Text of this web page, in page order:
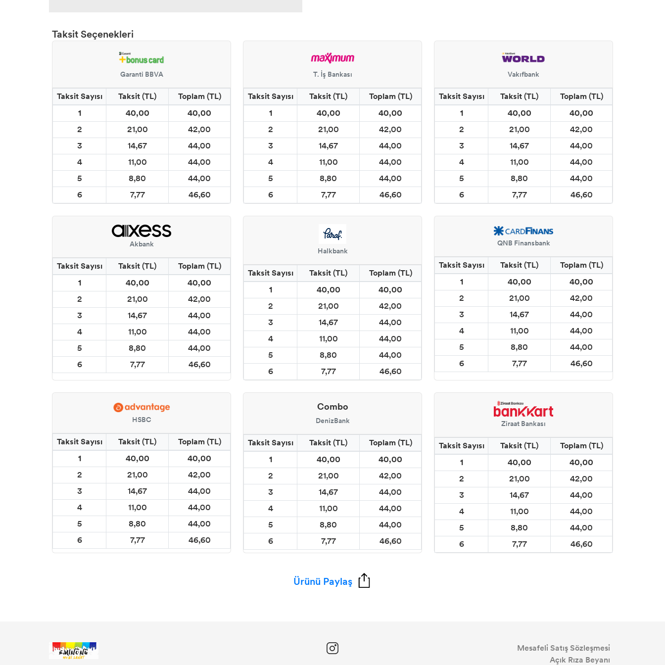
Taksit Seçenekleri
Garanti BBVA
Taksit Sayısı Taksit (TL)
Toplam (TL)
1
40,00
40,00
2
21,00
42,00
3
14,67
44,00
4
11,00
44,00
5
8,80
44,00
6
7,77 46,60
T. İş Bankası
Taksit Sayısı Taksit (TL)
Toplam (TL)
1
40,00
40,00
2
21,00
42,00
3
14,67
44,00
4
11,00
44,00
5
8,80
44,00
6
7,77 46,60
Vakıfbank
Taksit Sayısı Taksit (TL)
Toplam (TL)
1
40,00
40,00
2
21,00
42,00
3
14,67
44,00
4
11,00
44,00
5
8,80
44,00
6
7,77 46,60
Akbank
Taksit Sayısı Taksit (TL)
Toplam (TL)
1
40,00
40,00
2
21,00
42,00
3
14,67
44,00
4
11,00
44,00
5
8,80
44,00
6
7,77 46,60
Halkbank
Taksit Sayısı Taksit (TL)
Toplam (TL)
1
40,00
40,00
2
21,00
42,00
3
14,67
44,00
4
11,00
44,00
5
8,80
44,00
6
7,77 46,60
QNB Finansbank
Taksit Sayısı Taksit (TL)
Toplam (TL)
1
40,00
40,00
2
21,00
42,00
3
14,67
44,00
4
11,00
44,00
5
8,80
44,00
6
7,77 46,60
HSBC
Taksit Sayısı Taksit (TL)
Toplam (TL)
1
40,00
40,00
2
21,00
42,00
3
14,67
44,00
4
11,00
44,00
5
8,80
44,00
6
7,77 46,60
Combo
DenizBank
Taksit Sayısı Taksit (TL)
Toplam (TL)
1
40,00
40,00
2
21,00
42,00
3
14,67
44,00
4
11,00
44,00
5
8,80
44,00
6
7,77 46,60
Ziraat Bankası
Taksit Sayısı Taksit (TL)
Toplam (TL)
1
40,00
40,00
2
21,00
42,00
3
14,67
44,00
4
11,00
44,00
5
8,80
44,00
6
7,77 46,60
Ürünü Paylaş
Mesafeli Satış Sözleşmesi
Açık Rıza Beyanı
CADENCE REFLECTIQUE EFFECT BOYA
CADENCE STYLE MAT AKRİLİK BOYA
CADENCE PARMAK YALDIZLAR
CADENCE DORA METALİK BOYALAR
CADENCE ONE COAT FINISH DUVAR BOYASI
COSMOS DOĞAL MAT SERAMİK EFEKT BOYA
CADENCE SPREY KUMAŞ BOYALARI (YOUR
CADENCE METALİK BOYALAR
CADENCE YALDIZ BOYALAR
CADENCE MIKNATIS BOYASI
CADENCE KARATAHTA BOYALAR
CADENCE GLOW İN DARK (KARANLIKTA PARLAYAN
CADENCE KOOKY BOYA
WINDY METALİK BOYALAR
WINDY PREMİUM AKRİLİK BOYALAR
VİKTORİA TOZ KUMAŞ BOYALARI
DEVİTRA CAM BOYASI